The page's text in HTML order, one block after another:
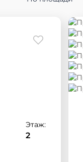
Этаж:
2